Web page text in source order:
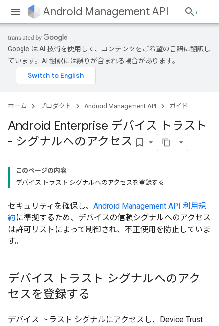
Android Management API
Google は AI 技術を使用して、コンテンツをご希望の言語に翻訳し
ています。AI 翻訳には誤りが含まれる場合があります。
ホーム プロダクト Android Management API ガイド
Android Enterprise デバイス トラスト
- シグナルへのアクセス bookmark_border
このページの内容
デバイス トラスト シグナルへのアクセスを登録する
セキュリティを確保し、 Android Management API 利用規
約に準拠するため、デバイスの信頼シグナルへのアクセス
は許可リストによって制御され、不正使用を防止していま
す。
デバイス トラスト シグナルへのアク
セスを登録する
デバイス トラスト シグナルにアクセスし、Device Trust